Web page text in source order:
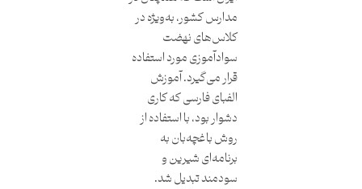
مدارس کشور، به‌ویژه در
کلاس‌های نهضت
سوادآموزی مورد استفاده
قرار می‌گیرد. آموزش
الفبای فارسی که کاری
دشوار بود، با استفاده از
روش باغچه‌بان به
برنامه‌ای شیرین و
سودمند تبدیل شد.